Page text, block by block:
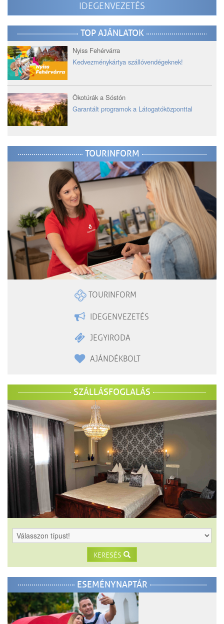
IDEGENVEZETÉS
TOP AJÁNLATOK
Nyiss Fehérvárra
Kedvezménykártya szállóvendégeknek!
Ökotúrák a Sóstón
Garantált programok a Látogatóközponttal
TOURINFORM
TOURINFORM
IDEGENVEZETÉS
JEGYIRODA
AJÁNDÉKBOLT
SZÁLLÁSFOGLALÁS
KERESÉS
ESEMÉNYNAPTÁR